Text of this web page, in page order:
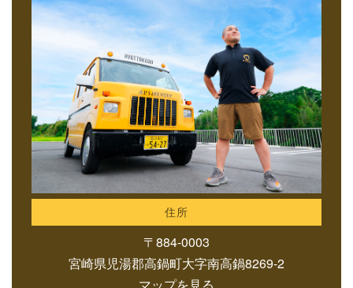
住所
〒884-0003
宮崎県児湯郡高鍋町大字南高鍋8269-2
マップを見る